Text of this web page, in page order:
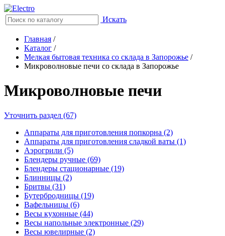
Искать
Главная /
Каталог /
Мелкая бытовая техника со склада в Запорожье /
Микроволновые печи со склада в Запорожье
Микроволновые печи
Уточнить раздел (67)
Аппараты для приготовления попкорна (2)
Аппараты для приготовления сладкой ваты (1)
Аэрогрили (5)
Блендеры ручные (69)
Блендеры стационарные (19)
Блинницы (2)
Бритвы (31)
Бутербродницы (19)
Вафельницы (6)
Весы кухонные (44)
Весы напольные электронные (29)
Весы ювелирные (2)